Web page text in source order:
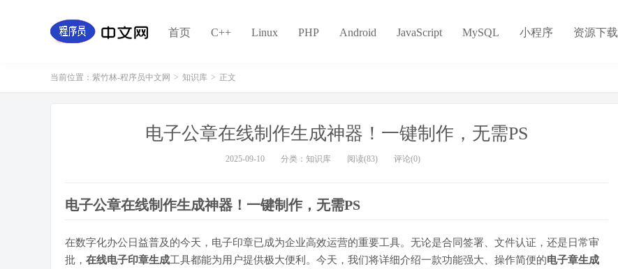
首页 C++ Linux PHP Android JavaScript MySQL 小程序 资源下载
当前位置： 紫竹林-程序员中文网 > 知识库 > 正文
电子公章在线制作生成神器！一键制作，无需PS
2025-09-10 分类：知识库 阅读(83) 评论(0)
电子公章在线制作生成神器！一键制作，无需PS
在数字化办公日益普及的今天，电子印章已成为企业高效运营的重要工具。无论是合同签署、文件认证，还是日常审
批， 在线电子印章生成工具都能为用户提供极大便利。今天，我们将详细介绍一款功能强大、操作简便的电子章生成